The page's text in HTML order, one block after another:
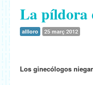
La píldora
allloro 25 març 2012
Los ginecólogos